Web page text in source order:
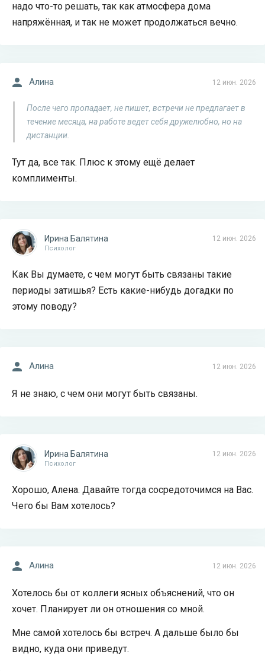
надо что-то решать, так как атмосфера дома
напряжённая, и так не может продолжаться вечно.
12 июн. 2026
Алина
После чего пропадает, не пишет, встречи не предлагает в
течение месяца, на работе ведет себя дружелюбно, но на
дистанции.
Тут да, все так. Плюс к этому ещё делает
комплименты.
12 июн. 2026
Ирина Балятина
Психолог
Как Вы думаете, с чем могут быть связаны такие
периоды затишья? Есть какие-нибудь догадки по
этому поводу?
12 июн. 2026
Алина
Я не знаю, с чем они могут быть связаны.
12 июн. 2026
Ирина Балятина
Психолог
Хорошо, Алена. Давайте тогда сосредоточимся на Вас.
Чего бы Вам хотелось?
12 июн. 2026
Алина
Хотелось бы от коллеги ясных объяснений, что он
хочет. Планирует ли он отношения со мной.
Мне самой хотелось бы встреч. А дальше было бы
видно, куда они приведут.